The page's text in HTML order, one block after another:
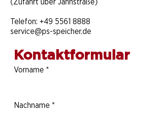
Telefon: +49 5561 8888
service@ps-speicher.de
Kontaktformular
Vorname *
Nachname *